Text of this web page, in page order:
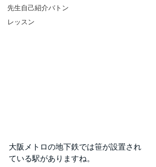
先生自己紹介バトン
レッスン
大阪メトロの地下鉄では笹が設置され
ている駅がありますね。